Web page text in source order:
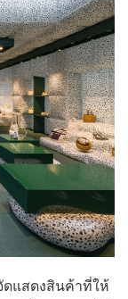
แสดงสินค้าที่ให้